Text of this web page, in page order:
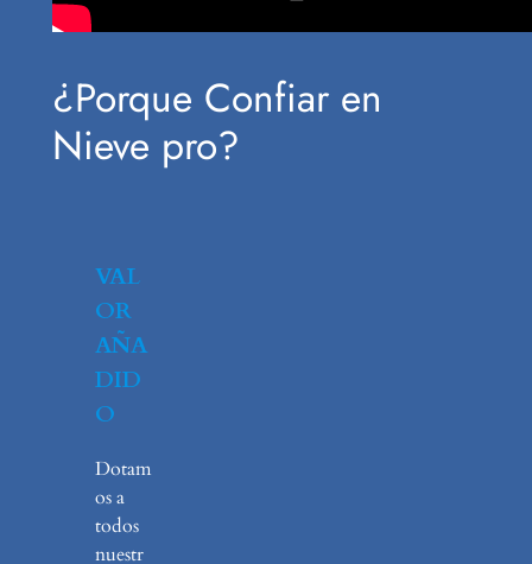
¿Porque Confiar en
Nieve pro?
VAL
OR
AÑA
DID
O
Dotam
os a
todos
nuestr